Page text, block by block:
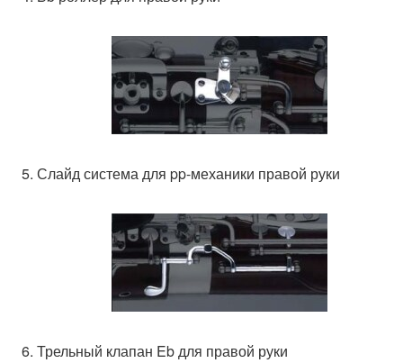
5. Слайд система для pp-механики правой руки
6. Трельный клапан Eb для правой руки